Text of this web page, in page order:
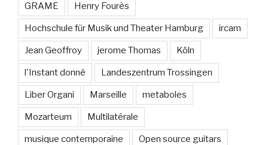
GRAME Henry Fourès
Hochschule für Musik und Theater Hamburg ircam
Jean Geoffroy jerome Thomas Köln
l'Instant donné Landeszentrum Trossingen
Liber Organi Marseille metaboles
Mozarteum Multilatérale
musique contemporaine Open source guitars